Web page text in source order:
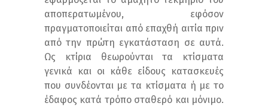
αποπερατωμένου, εφόσον
πραγματοποιείται από επαχθή αιτία πριν
από την πρώτη εγκατάσταση σε αυτά.
Ως κτίρια θεωρούνται τα κτίσματα
γενικά και οι κάθε είδους κατασκευές
που συνδέονται με τα κτίσματα ή με το
έδαφος κατά τρόπο σταθερό και μόνιμο.